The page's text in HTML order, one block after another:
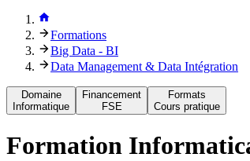
Formations
Big Data - BI
Data Management & Data Intégration
Domaine
Informatique
Financement
FSE
Formats
Cours pratique
Formation